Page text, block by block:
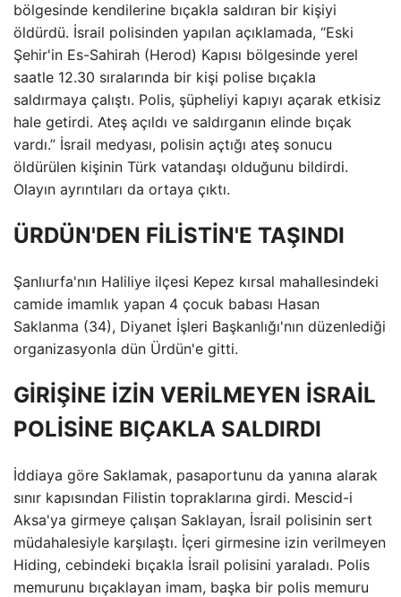
bölgesinde kendilerine bıçakla saldıran bir kişiyi
öldürdü. İsrail polisinden yapılan açıklamada, “Eski
Şehir'in Es-Sahirah (Herod) Kapısı bölgesinde yerel
saatle 12.30 sıralarında bir kişi polise bıçakla
saldırmaya çalıştı. Polis, şüpheliyi kapıyı açarak etkisiz
hale getirdi. Ateş açıldı ve saldırganın elinde bıçak
vardı.” İsrail medyası, polisin açtığı ateş sonucu
öldürülen kişinin Türk vatandaşı olduğunu bildirdi.
Olayın ayrıntıları da ortaya çıktı.
ÜRDÜN'DEN FİLİSTİN'E TAŞINDI
Şanlıurfa'nın Haliliye ilçesi Kepez kırsal mahallesindeki
camide imamlık yapan 4 çocuk babası Hasan
Saklanma (34), Diyanet İşleri Başkanlığı'nın düzenlediği
organizasyonla dün Ürdün'e gitti.
GİRİŞİNE İZİN VERİLMEYEN İSRAİL
POLİSİNE BIÇAKLA SALDIRDI
İddiaya göre Saklamak, pasaportunu da yanına alarak
sınır kapısından Filistin topraklarına girdi. Mescid-i
Aksa'ya girmeye çalışan Saklayan, İsrail polisinin sert
müdahalesiyle karşılaştı. İçeri girmesine izin verilmeyen
Hiding, cebindeki bıçakla İsrail polisini yaraladı. Polis
memurunu bıçaklayan imam, başka bir polis memuru